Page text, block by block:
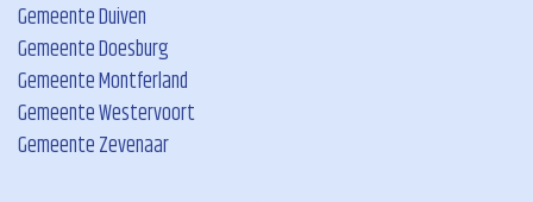
Gemeente Duiven
Gemeente Doesburg
Gemeente Montferland
Gemeente Westervoort
Gemeente Zevenaar